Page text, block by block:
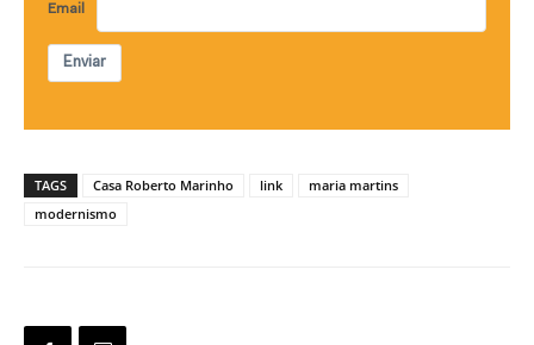
Email
Enviar
TAGS Casa Roberto Marinho link
maria martins
modernismo